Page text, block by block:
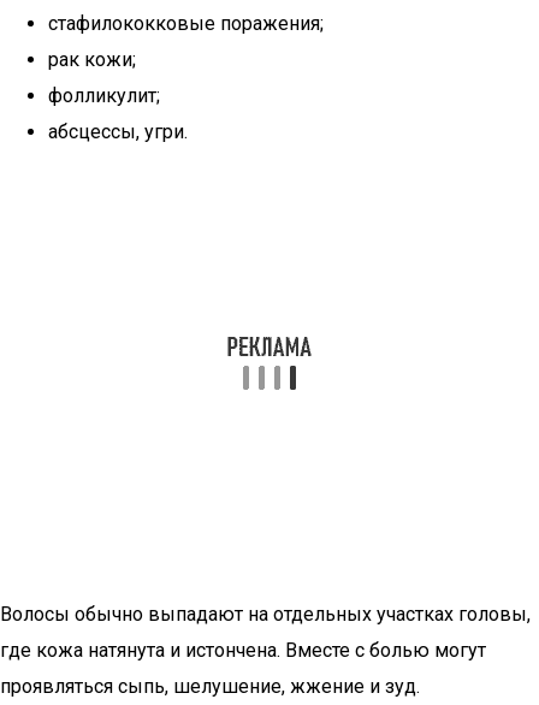
стафилококковые поражения;
рак кожи;
фолликулит;
абсцессы, угри.
Волосы обычно выпадают на отдельных участках головы,
где кожа натянута и истончена. Вместе с болью могут
проявляться сыпь, шелушение, жжение и зуд.